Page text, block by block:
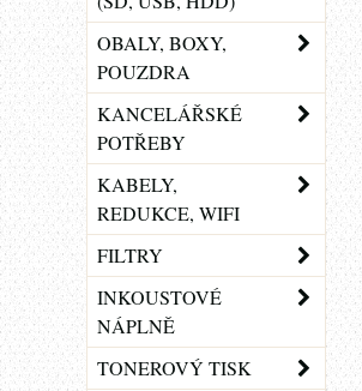
OBALY, BOXY,
POUZDRA
KANCELÁŘSKÉ
POTŘEBY
KABELY,
REDUKCE, WIFI
FILTRY
INKOUSTOVÉ
NÁPLNĚ
TONEROVÝ TISK